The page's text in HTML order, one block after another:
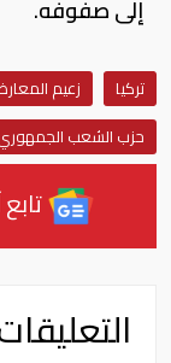
إلى صفوفه.
تركيا زعيم
حزب الشعب